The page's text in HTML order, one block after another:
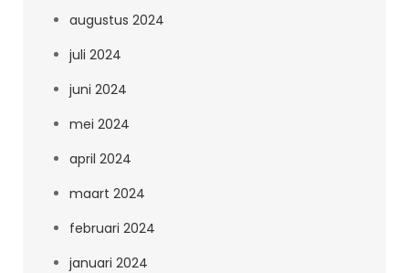
augustus 2024
juli 2024
juni 2024
mei 2024
april 2024
maart 2024
februari 2024
januari 2024